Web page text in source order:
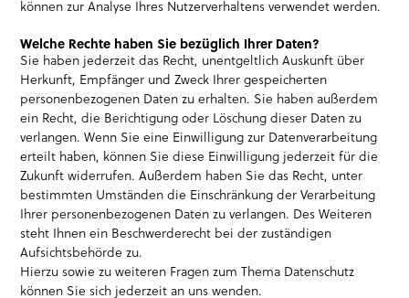
können zur Analyse Ihres Nutzerverhaltens verwendet werden.
Welche Rechte haben Sie bezüglich Ihrer Daten?
Sie haben jederzeit das Recht, unentgeltlich Auskunft über
Herkunft, Empfänger und Zweck Ihrer gespeicherten
personenbezogenen Daten zu erhalten. Sie haben außerdem
ein Recht, die Berichtigung oder Löschung dieser Daten zu
verlangen. Wenn Sie eine Einwilligung zur Datenverarbeitung
erteilt haben, können Sie diese Einwilligung jederzeit für die
Zukunft widerrufen. Außerdem haben Sie das Recht, unter
bestimmten Umständen die Einschränkung der Verarbeitung
Ihrer personenbezogenen Daten zu verlangen. Des Weiteren
steht Ihnen ein Beschwerderecht bei der zuständigen
Aufsichtsbehörde zu.
Hierzu sowie zu weiteren Fragen zum Thema Datenschutz
können Sie sich jederzeit an uns wenden.